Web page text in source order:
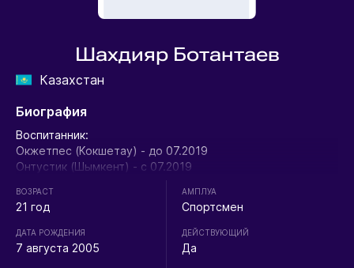
Шахдияр Ботантаев
Казахстан
Биография
Воспитанник:
Окжетпес (Кокшетау) - до 07.2019
Онтустик (Шымкент) - с 07.2019
ВОЗРАСТ
21 год
ДАТА РОЖДЕНИЯ
7 августа 2005
АМПЛУА
Спортсмен
ДЕЙСТВУЮЩИЙ
Да